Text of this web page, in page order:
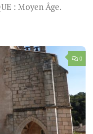
: Moyen Âge.
0